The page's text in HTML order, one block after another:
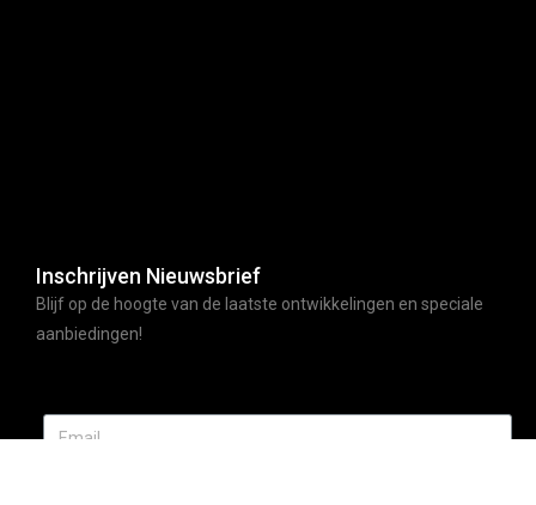
Inschrijven Nieuwsbrief
Blijf op de hoogte van de laatste ontwikkelingen en speciale
aanbiedingen!